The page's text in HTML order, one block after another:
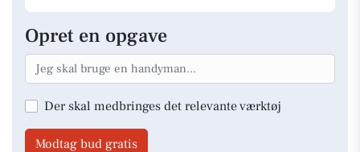
Opret en opgave
Der skal medbringes det relevante værktøj
Modtag bud gratis